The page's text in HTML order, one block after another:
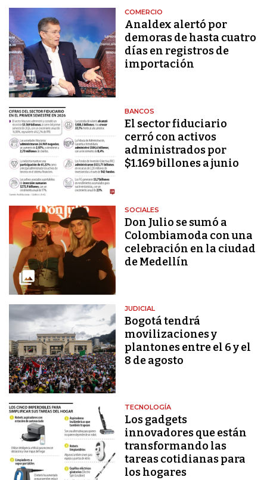
COMERCIO
Analdex alertó por
demoras de hasta cuatro
días en registros de
importación
BANCOS
El sector fiduciario
cerró con activos
administrados por
$1.169 billones a junio
SOCIALES
Don Julio se sumó a
Colombiamoda con una
celebración en la ciudad
de Medellín
JUDICIAL
Bogotá tendrá
movilizaciones y
plantones entre el 6 y el
8 de agosto
TECNOLOGÍA
Los gadgets
innovadores que están
transformando las
tareas cotidianas para
los hogares